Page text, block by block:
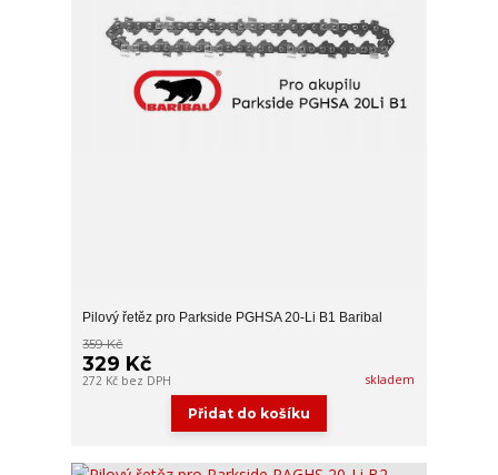
Pilový řetěz pro Parkside PGHSA 20-Li B1 Baribal
359 Kč
329 Kč
272 Kč bez DPH skladem
Přidat do košíku